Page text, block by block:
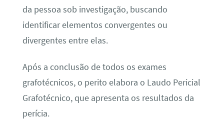
da pessoa sob investigação, buscando
identificar elementos convergentes ou
divergentes entre elas.
Após a conclusão de todos os exames
grafotécnicos, o perito elabora o Laudo Pericial
Grafotécnico, que apresenta os resultados da
perícia.